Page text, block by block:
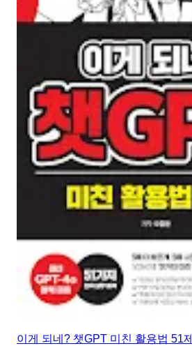
이게 되네? 챗GPT 미친 활용법 51제